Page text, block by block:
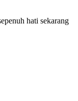
hati sekarang